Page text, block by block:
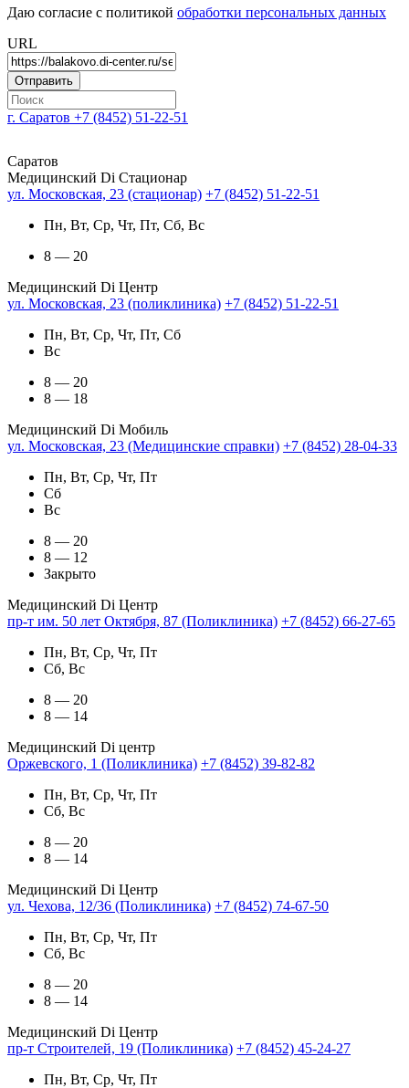
Даю согласие с политикой обработки персональных данных
URL
г. Саратов +7 (8452) 51-22-51
Саратов
Медицинский Di Стационар
ул. Московская, 23 (стационар) +7 (8452) 51-22-51
Пн, Вт, Ср, Чт, Пт, Сб, Вс
8 — 20
Медицинский Di Центр
ул. Московская, 23 (поликлиника) +7 (8452) 51-22-51
Пн, Вт, Ср, Чт, Пт, Сб
Вс
8 — 20
8 — 18
Медицинский Di Мобиль
ул. Московская, 23 (Медицинские справки) +7 (8452) 28-04-33
Пн, Вт, Ср, Чт, Пт
Сб
Вс
8 — 20
8 — 12
Закрыто
Медицинский Di Центр
пр-т им. 50 лет Октября, 87 (Поликлиника) +7 (8452) 66-27-65
Пн, Вт, Ср, Чт, Пт
Сб, Вс
8 — 20
8 — 14
Медицинский Di центр
Оржевского, 1 (Поликлиника) +7 (8452) 39-82-82
Пн, Вт, Ср, Чт, Пт
Сб, Вс
8 — 20
8 — 14
Медицинский Di Центр
ул. Чехова, 12/36 (Поликлиника) +7 (8452) 74-67-50
Пн, Вт, Ср, Чт, Пт
Сб, Вс
8 — 20
8 — 14
Медицинский Di Центр
пр-т Строителей, 19 (Поликлиника) +7 (8452) 45-24-27
Пн, Вт, Ср, Чт, Пт